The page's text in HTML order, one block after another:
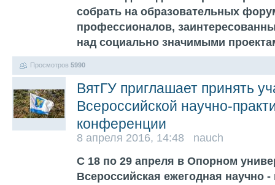
собрать на образовательных
профессионалов,
над социально значимыми
Просмотров 5990
ВятГУ приглашает принять
Всероссийской научно-
конференции
8 апреля 2016, 14:48 nauch
С 18 по 29 апреля в Опорном
Всероссийская ежегодная научно -